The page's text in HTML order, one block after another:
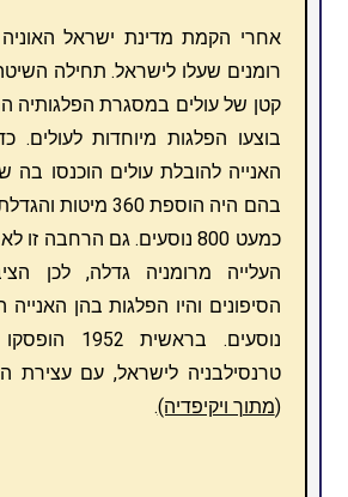
אחרי הקמת מדינת ישראל האוניה
רומנים שעלו לישראל. תחילה
קטן של עולים במסגרת הפלגותיה
בוצעו הפלגות מיוחדות לעולים.
האנייה להובלת עולים הוכנסו בה
בהם היה הוספת 360
כמעט 800 נוסעים. גם הרחבה
העלייה מרומניה גדלה, לכן
הסיפונים והיו הפלגות בהן האנייה
נוסעים.
טרנסילבניה לישראל, עם עצירת
(מתוך ויקיפדיה).